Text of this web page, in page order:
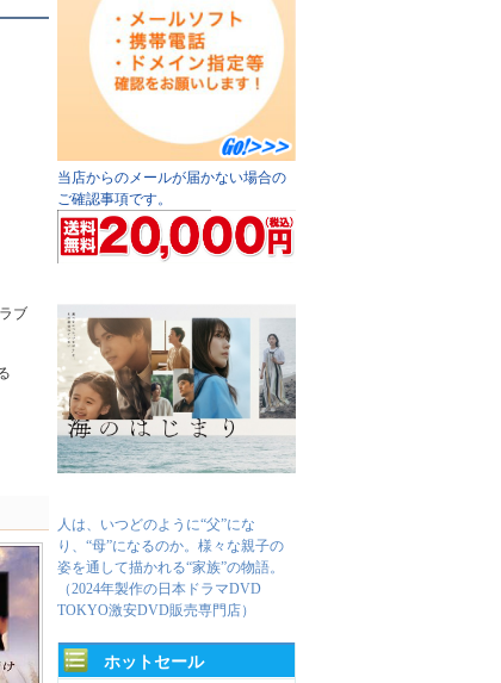
ブ
当店からのメールが届かない場合の
ご確認事項です。
人は、いつどのように“父”にな
り、“母”になるのか。様々な親子の
姿を通して描かれる“家族”の物語。
（2024年製作の日本ドラマDVD
TOKYO激安DVD販売専門店）
ホットセール